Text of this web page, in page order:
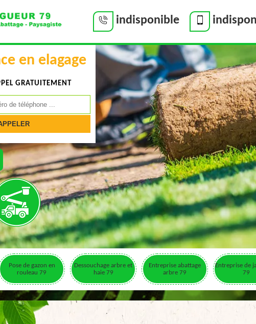
indisponible
en elagage
GRATUITEMENT
Pose de gazon en
rouleau 79
Dessouchage arbre et
haie 79
Entreprise abattage
arbre 79
Entreprise de
79